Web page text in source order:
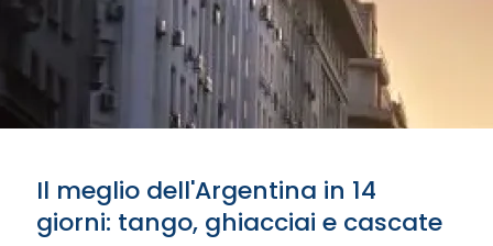
Il meglio dell'Argentina in 14
giorni: tango, ghiacciai e cascate